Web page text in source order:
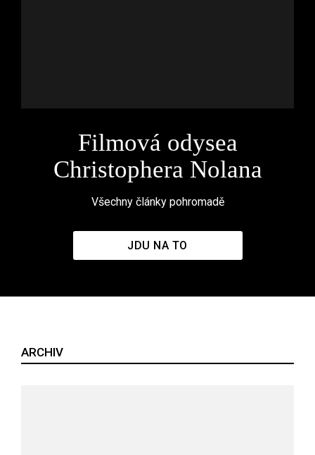
Filmová odysea
Christophera Nolana
Všechny články pohromadě
JDU NA TO
ARCHIV